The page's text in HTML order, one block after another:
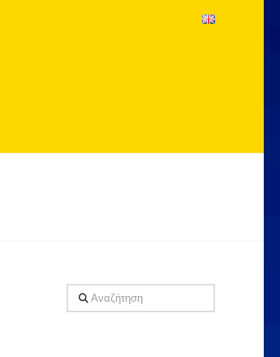
Αναζήτηση